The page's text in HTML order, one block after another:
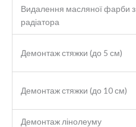
Видалення масляної фарби з
радіатора
Демонтаж стяжки (до 5 см)
Демонтаж стяжки (до 10 см)
Демонтаж лінолеуму